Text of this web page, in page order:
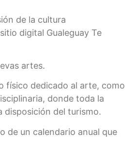
de la cultura
digital Gualeguay Te
artes.
físico dedicado al arte, como
donde toda la
disposición del turismo.
de un calendario anual que